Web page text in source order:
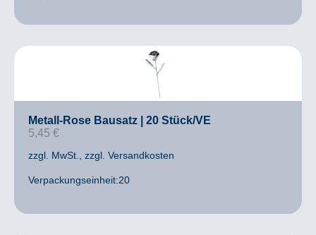
Metall-Rose Bausatz | 20 Stück/VE
5,45 €
Verpackungseinheit:20
zzgl. MwSt., zzgl. Versandkosten